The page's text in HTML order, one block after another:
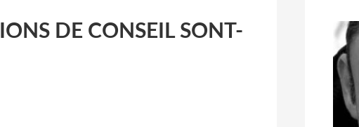
DE CONSEIL SONT-